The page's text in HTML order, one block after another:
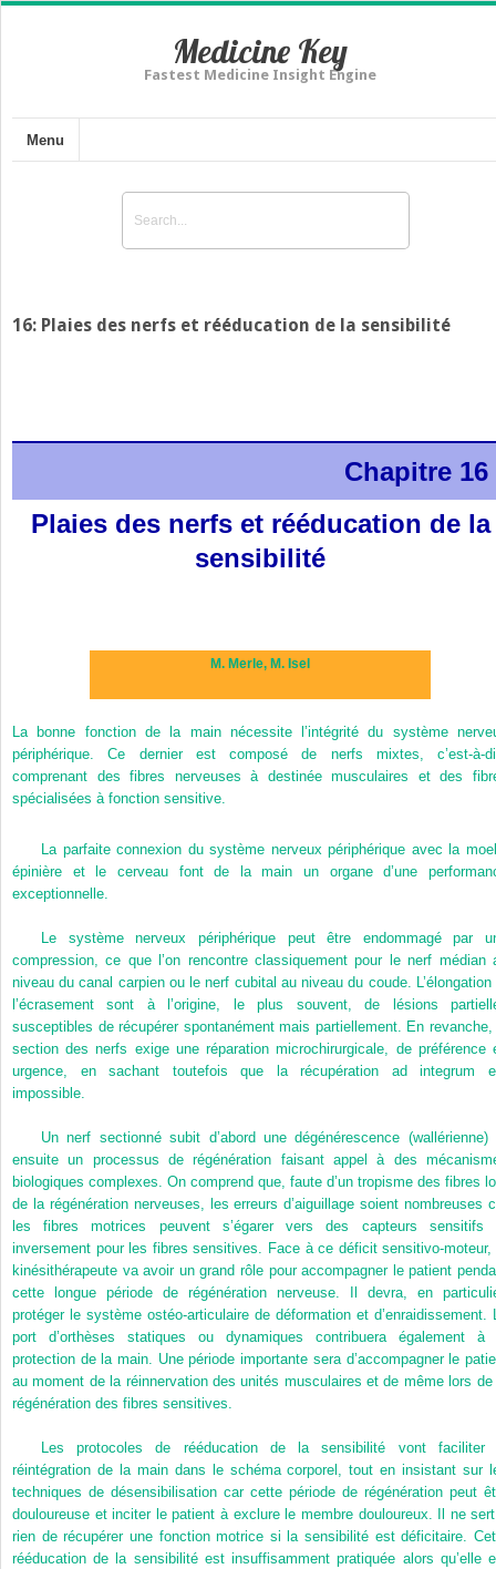
Medicine Key
Fastest Medicine Insight Engine
Menu
16: Plaies des nerfs et rééducation de la sensibilité
Chapitre 16
Plaies des nerfs et rééducation de la
sensibilité
M. Merle, M. Isel
La bonne fonction de la main nécessite l’intégrité du système
périphérique. Ce dernier est composé de nerfs mixtes, c’est-à-
comprenant des fibres nerveuses à destinée musculaires et des
spécialisées à fonction sensitive.
La parfaite connexion du système nerveux périphérique avec la
épinière et le cerveau font de la main un organe d’une
exceptionnelle.
Le système nerveux périphérique peut être endommagé par
compression, ce que l’on rencontre classiquement pour le nerf médian
niveau du canal carpien ou le nerf cubital au niveau du coude. L’élongation
l’écrasement sont à l’origine, le plus souvent, de lésions
susceptibles de récupérer spontanément mais partiellement. En revanche,
section des nerfs exige une réparation microchirurgicale, de préférence
urgence, en sachant toutefois que la récupération ad integrum
impossible.
Un nerf sectionné subit d’abord une dégénérescence (wallérienne)
ensuite un processus de régénération faisant appel à des
biologiques complexes. On comprend que, faute d’un tropisme des fibres
de la régénération nerveuses, les erreurs d’aiguillage soient nombreuses
les fibres motrices peuvent s’égarer vers des capteurs sensitifs
inversement pour les fibres sensitives. Face à ce déficit sensitivo-moteur,
kinésithérapeute va avoir un grand rôle pour accompagner le patient
cette longue période de régénération nerveuse. Il devra, en
protéger le système ostéo-articulaire de déformation et d’enraidissement.
port d’orthèses statiques ou dynamiques contribuera également à
protection de la main. Une période importante sera d’accompagner le
au moment de la réinnervation des unités musculaires et de même lors de
régénération des fibres sensitives.
Les protocoles de rééducation de la sensibilité vont faciliter
réintégration de la main dans le schéma corporel, tout en insistant sur
techniques de désensibilisation car cette période de régénération peut
douloureuse et inciter le patient à exclure le membre douloureux. Il ne
rien de récupérer une fonction motrice si la sensibilité est déficitaire.
rééducation de la sensibilité est insuffisamment pratiquée alors qu’elle